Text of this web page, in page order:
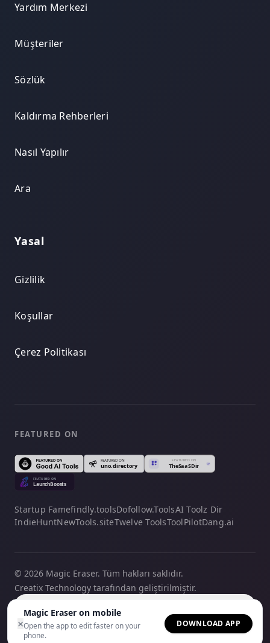
×
Magic Eraser on mobile
Open the app to edit faster on your
phone.
DOWNLOAD APP
Yardım Merkezi
Müşteriler
Sözlük
Kaldırma Rehberleri
Nasıl Yapılır
Ara
Yasal
Gizlilik
Koşullar
Çerez Politikası
FEATURED ON
Startup Famefindly.toolsDofollow.ToolsAI Toolz Dir
IndieHuntNewTools.siteTwelve ToolsToolPilotDang.ai
© 2026 Magic Eraser. Tüm hakları saklıdır.
Creatix Technology tarafından geliştirilmiştir.